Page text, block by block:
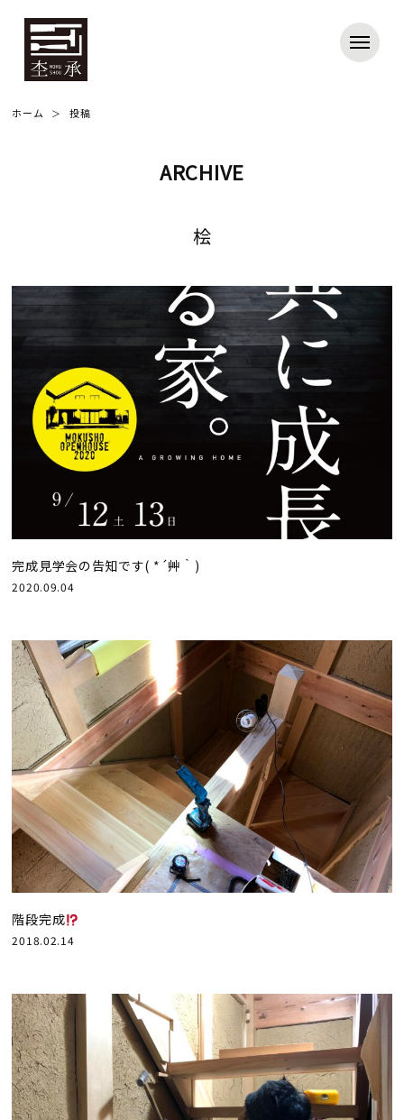
ホーム 投稿
ARCHIVE
桧
完成見学会の告知です( *´艸｀)
2020.09.04
階段完成
2018.02.14